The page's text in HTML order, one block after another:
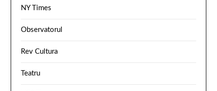
NY Times
Observatorul
Rev Cultura
Teatru